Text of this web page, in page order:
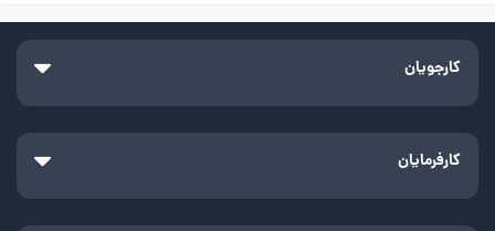
کارجویان
کارفرمایان